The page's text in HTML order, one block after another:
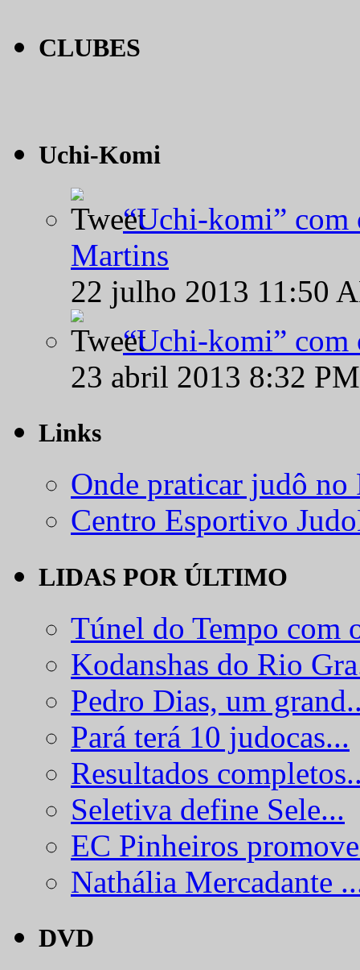
CLUBES
Uchi-Komi
“Uchi-komi” com
Martins
22 julho 2013 11:50
“Uchi-komi” com
23 abril 2013 8:32
Links
Onde praticar judô
Centro Esportivo
LIDAS POR ÚLTIMO
Túnel do Tempo com
Kodanshas do Rio
Pedro Dias, um
Pará terá 10 judocas...
Resultados
Seletiva define Sele...
EC Pinheiros
Nathália Mercadante
DVD